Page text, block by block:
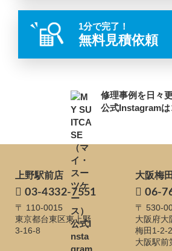
1分で完了！
無料見積依頼
修理事例を日々
公式Instagramは
上野駅前店
03-4332-7551
〒 110-0015
東京都台東区東上野
3-16-8
大阪梅
06-
〒 530-
大阪府大
梅田1-2-2
大阪駅前